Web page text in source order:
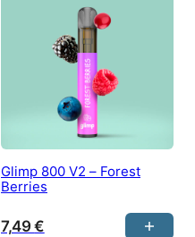
Glimp 800 V2 – Forest
Berries
7,49€